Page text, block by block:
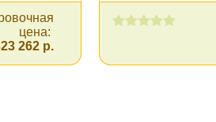
цена:
262 р.